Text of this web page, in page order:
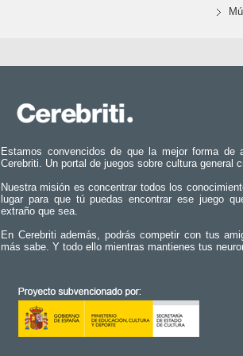
Estamos convencidos de que la mejor forma de
Cerebriti. Un portal de juegos sobre cultura general
Nuestra misión es concentrar todos los
lugar para que tú puedas encontrar ese juego
extraño que sea.
En Cerebriti además, podrás competir con tus
más sabe. Y todo ello mientras mantienes tus